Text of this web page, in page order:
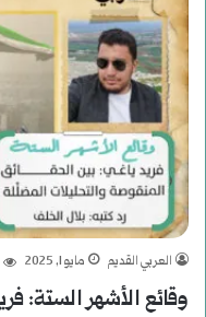
العربي القديم مايو 1, 2025
وقائع الأشهر الستة: